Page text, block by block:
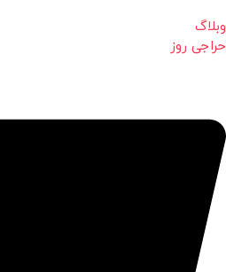
وبلاگ
حراجی روز